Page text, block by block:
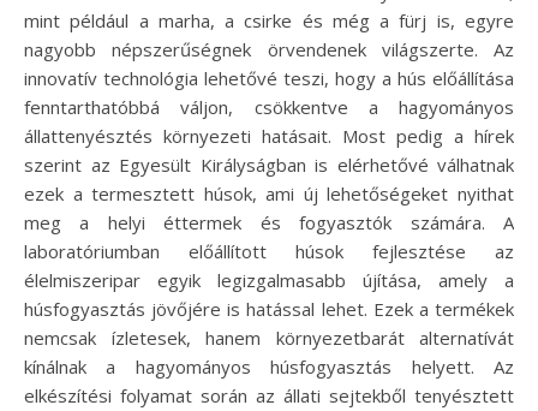
mint például a marha, a csirke és még a fürj is, egyre
nagyobb népszerűségnek örvendenek világszerte. Az
innovatív technológia lehetővé teszi, hogy a hús előállítása
fenntarthatóbbá váljon, csökkentve a hagyományos
állattenyésztés környezeti hatásait. Most pedig a hírek
szerint az Egyesült Királyságban is elérhetővé válhatnak
ezek a termesztett húsok, ami új lehetőségeket nyithat
meg a helyi éttermek és fogyasztók számára. A
laboratóriumban előállított húsok fejlesztése az
élelmiszeripar egyik legizgalmasabb újítása, amely a
húsfogyasztás jövőjére is hatással lehet. Ezek a termékek
nemcsak ízletesek, hanem környezetbarát alternatívát
kínálnak a hagyományos húsfogyasztás helyett. Az
elkészítési folyamat során az állati sejtekből tenyésztett